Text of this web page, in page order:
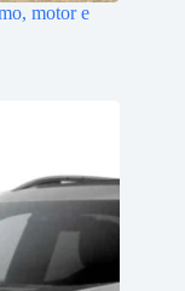
motor e